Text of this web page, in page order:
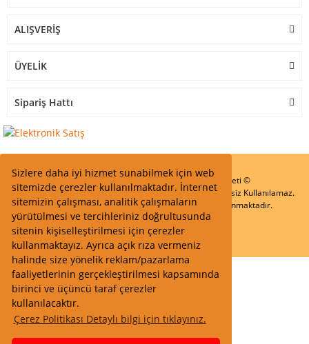
Sizlere daha iyi hizmet sunabilmek için web
sitemizde çerezler kullanılmaktadır. İnternet
sitemizin çalışması, analitik çalışmaların
yürütülmesi ve tercihleriniz doğrultusunda
sitenin kişiselleştirilmesi için çerezler
kullanmaktayız. Ayrıca açık rıza vermeniz
halinde size yönelik reklam/pazarlama
faaliyetlerinin gerçekleştirilmesi kapsamında
birinci ve üçüncü taraf çerezler
kullanılacaktır.
Çerez Politikası Detaylı bilgi için tıklayınız.
ALIŞVERİŞ
ÜYELİK
Sipariş Hattı
Start Elektronik Sanayi ve Ticaret Limited Şirketi ©
Resimler Yazılar ve İçeriklerin Tüm hakları saklıdır ve İzinsiz Kullanılamaz.
Kredi kartı bilgileriniz 256bit SSL Sertifikası ile Korunmaktadır.